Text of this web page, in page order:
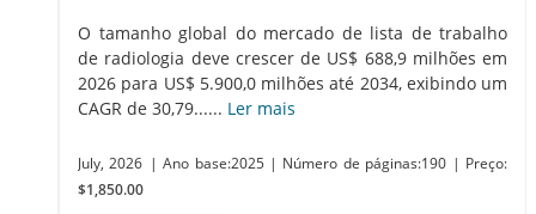
O tamanho global do mercado de lista de trabalho
de radiologia deve crescer de US$ 688,9 milhões em
2026 para US$ 5.900,0 milhões até 2034, exibindo um
CAGR de 30,79...... Ler mais
July, 2026 | Ano base:2025 | Número de páginas:190 | Preço:
$1,850.00